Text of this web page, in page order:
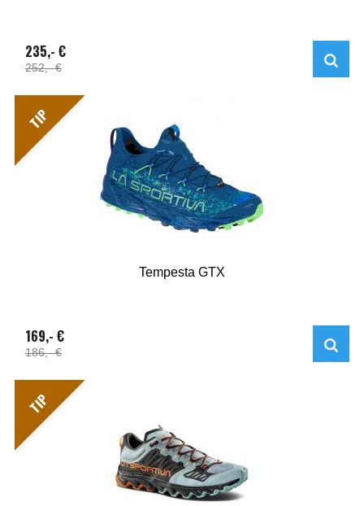
235,- €
252,- €
TIP
Tempesta GTX
169,- €
186,- €
TIP